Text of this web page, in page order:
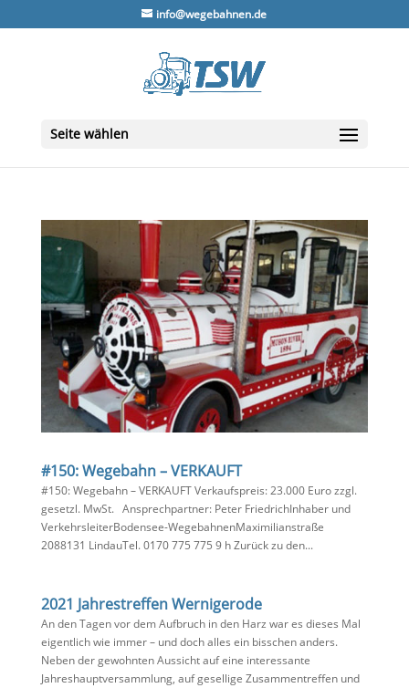
info@wegebahnen.de
Seite wählen
#150: Wegebahn – VERKAUFT
#150: Wegebahn – VERKAUFT Verkaufspreis: 23.000 Euro zzgl.
gesetzl. MwSt. Ansprechpartner: Peter FriedrichInhaber und
VerkehrsleiterBodensee-WegebahnenMaximilianstraße
2088131 LindauTel. 0170 775 775 9 h Zurück zu den...
2021 Jahrestreffen Wernigerode
An den Tagen vor dem Aufbruch in den Harz war es dieses Mal
eigentlich wie immer – und doch alles ein bisschen anders.
Neben der gewohnten Aussicht auf eine interessante
Jahreshauptversammlung, auf gesellige Zusammentreffen und